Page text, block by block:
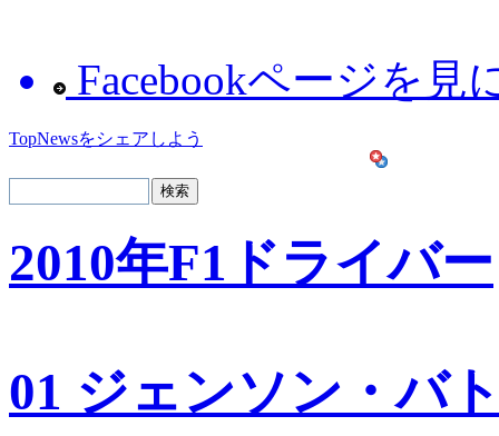
Facebookページを見
TopNewsをシェアしよう
2010年F1ドライバー
01 ジェンソン・バ